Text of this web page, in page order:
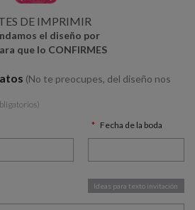
DE IMPRIMIR
el diseño por
que lo CONFIRMES
(No te preocupes, del diseño nos
Fecha de la boda
Ideas para texto invitación